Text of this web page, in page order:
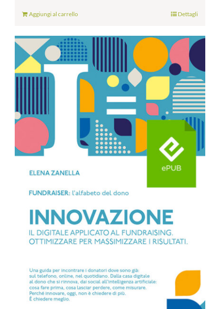
Aggiungi al carrello Dettagli